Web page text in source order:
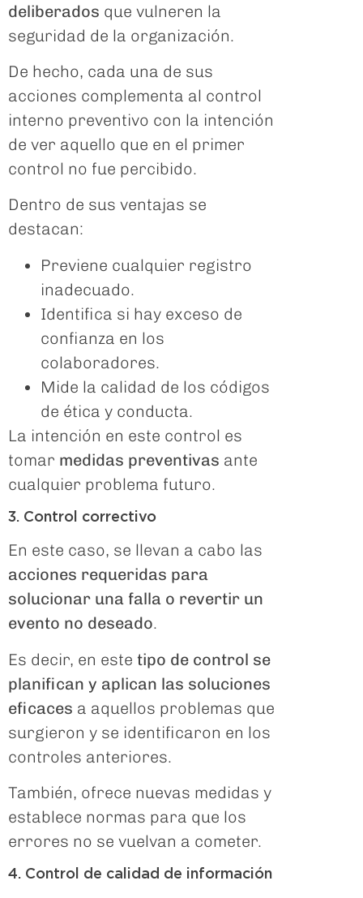
deliberados que vulneren la
seguridad de la organización.
De hecho, cada una de sus
acciones complementa al control
interno preventivo con la intención
de ver aquello que en el primer
control no fue percibido.
Dentro de sus ventajas se
destacan:
Previene cualquier registro
inadecuado.
Identifica si hay exceso de
confianza en los
colaboradores.
Mide la calidad de los códigos
de ética y conducta.
La intención en este control es
tomar medidas preventivas ante
cualquier problema futuro.
3. Control correctivo
En este caso, se llevan a cabo las
acciones requeridas para
solucionar una falla o revertir un
evento no deseado.
Es decir, en este tipo de control se
planifican y aplican las soluciones
eficaces a aquellos problemas que
surgieron y se identificaron en los
controles anteriores.
También, ofrece nuevas medidas y
establece normas para que los
errores no se vuelvan a cometer.
4. Control de calidad de información